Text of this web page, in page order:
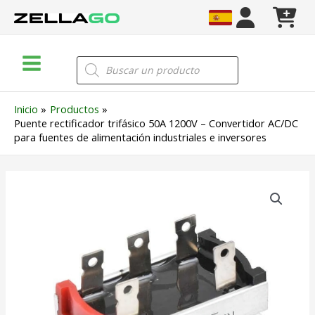
Menu
Búsqueda
de
productos
Inicio
Productos
Puente rectificador trifásico 50A 1200V – Convertidor AC/DC
para fuentes de alimentación industriales e inversores
Convertidor